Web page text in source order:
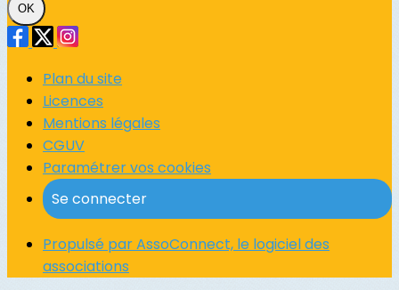
OK
Plan du site
Licences
Mentions légales
CGUV
Paramétrer vos cookies
Se connecter
Propulsé par AssoConnect, le logiciel des
associations